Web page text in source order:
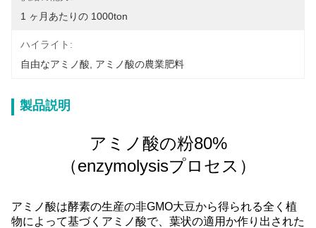
1 ヶ月あたりの 1000ton
ハイライト:
自由なアミノ酸
アミノ酸の農業肥料
製品説明
アミノ酸の粉80%
（enzymolysisプロセス）
アミノ酸は酵素の生産の非GMO大豆から得られる全く植
物によって基づくアミノ酸で、葉状の適用か作り出された